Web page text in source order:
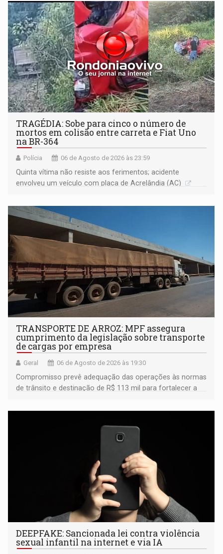
TRAGÉDIA: Sobe para cinco o número de
mortos em colisão entre carreta e Fiat Uno
na BR-364
Polícia 06 de Agosto de 2026 às 23:59
Quinta vítima não resiste aos ferimentos; acidente
envolveu um veículo com placa de Acrelândia (AC)
TRANSPORTE DE ARROZ: MPF assegura
cumprimento da legislação sobre transporte
de cargas por empresa
Geral 06 de Agosto de 2026 às 19:30
Compromisso prevê adequação das operações às normas
de trânsito e destinação de R$ 113 mil para fortalecer a
DEEPFAKE: Sancionada lei contra violência
sexual infantil na internet e via IA